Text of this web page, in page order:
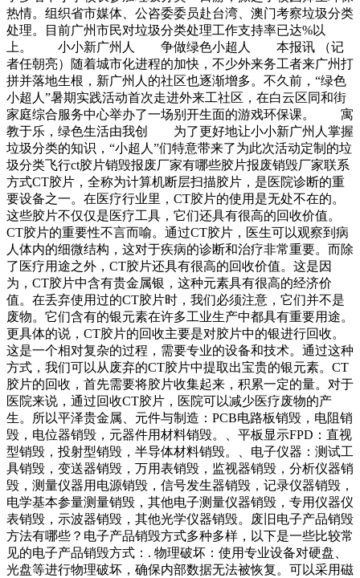
热情。组织省市媒体、公咨委委员赴台湾、澳门考察垃圾分类
处理。目前广州市民对垃圾分类处理工作支持率已达%以
上。 小小新广州人 争做绿色小超人 本报讯 （记
者任朝亮）随着城市化进程的加快，不少外来务工者来广州打
拼并落地生根，新广州人的社区也逐渐增多。不久前，“绿色
小超人”暑期实践活动首次走进外来工社区，在白云区同和街
家庭综合服务中心举办了一场别开生面的游戏环保课。 寓
教于乐，绿色生活由我创 为了更好地让小小新广州人掌握
垃圾分类的知识，“小超人”们特意带来了为此次活动定制的垃
圾分类飞行ct胶片销毁报废厂家有哪些胶片报废销毁厂家联系
方式CT胶片，全称为计算机断层扫描胶片，是医院诊断的重
要设备之一。在医疗行业里，CT胶片的使用是无处不在的。
这些胶片不仅仅是医疗工具，它们还具有很高的回收价值。
CT胶片的重要性不言而喻。通过CT胶片，医生可以观察到病
人体内的细微结构，这对于疾病的诊断和治疗非常重要。而除
了医疗用途之外，CT胶片还具有很高的回收价值。这是因
为，CT胶片中含有贵金属银，这种元素具有很高的经济价
值。在丢弃使用过的CT胶片时，我们必须注意，它们并不是
废物。它们含有的银元素在许多工业生产中都具有重要用途。
更具体的说，CT胶片的回收主要是对胶片中的银进行回收。
这是一个相对复杂的过程，需要专业的设备和技术。通过这种
方式，我们可以从废弃的CT胶片中提取出宝贵的银元素。CT
胶片的回收，首先需要将胶片收集起来，积累一定的量。对于
医院来说，通过回收CT胶片，医院可以减少医疗废物的产
生。所以平泽贵金属、元件与制造：PCB电路板销毁，电阻销
毁，电位器销毁，元器件用材料销毁。、平板显示FPD：直视
型销毁，投射型销毁，半导体材料销毁。、电子仪器：测试工
具销毁，变送器销毁，万用表销毁，监视器销毁，分析仪器销
毁，测量仪器用电源销毁，信号发生器销毁，记录仪器销毁，
电学基本参量测量销毁，其他电子测量仪器销毁，专用仪器仪
表销毁，示波器销毁，其他光学仪器销毁。废旧电子产品销毁
方法有哪些？电子产品销毁方式多种多样，以下是一些比较常
见的电子产品销毁方式：. 物理破坏：使用专业设备对硬盘、
光盘等进行物理破坏，确保内部数据无法被恢复。可以采用磁